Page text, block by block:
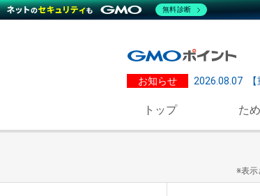
お知らせ 2026.08.07
トップ た
※表示
無料診断